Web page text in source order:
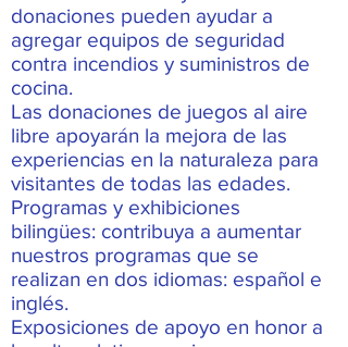
donaciones pueden ayudar a
agregar equipos de seguridad
contra incendios y suministros de
cocina.
Las donaciones de juegos al aire
libre apoyarán la mejora de las
experiencias en la naturaleza para
visitantes de todas las edades.
Programas y exhibiciones
bilingües: contribuya a aumentar
nuestros programas que se
realizan en dos idiomas: español e
inglés.
Exposiciones de apoyo en honor a